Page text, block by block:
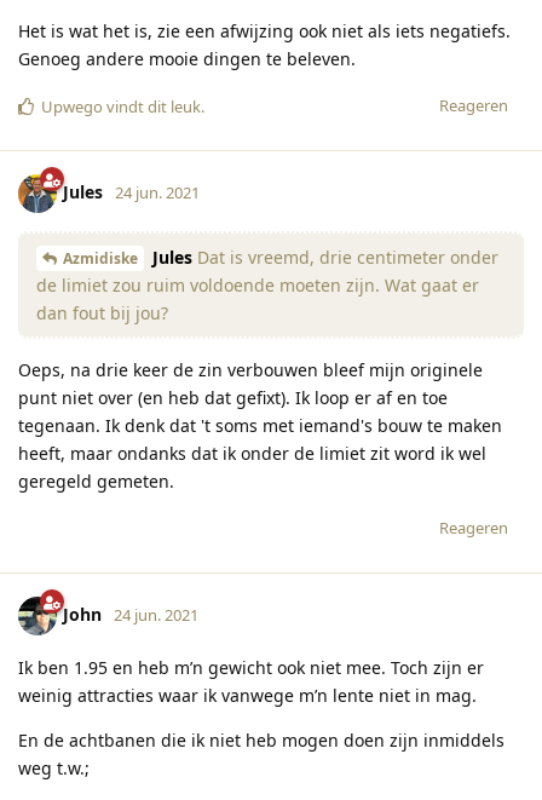
Het is wat het is, zie een afwijzing ook niet als iets negatiefs.
Genoeg andere mooie dingen te beleven.
Reageren
Upwego vindt dit leuk.
Jules 24 jun. 2021
Azmidiske Jules Dat is vreemd, drie centimeter onder
de limiet zou ruim voldoende moeten zijn. Wat gaat er
dan fout bij jou?
Oeps, na drie keer de zin verbouwen bleef mijn originele
punt niet over (en heb dat gefixt). Ik loop er af en toe
tegenaan. Ik denk dat 't soms met iemand's bouw te maken
heeft, maar ondanks dat ik onder de limiet zit word ik wel
geregeld gemeten.
Reageren
John 24 jun. 2021
Ik ben 1.95 en heb m’n gewicht ook niet mee. Toch zijn er
weinig attracties waar ik vanwege m’n lente niet in mag.
En de achtbanen die ik niet heb mogen doen zijn inmiddels
weg t.w.;